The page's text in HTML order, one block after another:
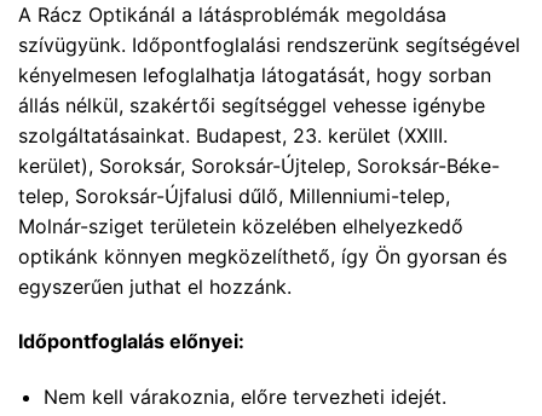
A Rácz Optikánál a látásproblémák megoldása
szívügyünk. Időpontfoglalási rendszerünk segítségével
kényelmesen lefoglalhatja látogatását, hogy sorban
állás nélkül, szakértői segítséggel vehesse igénybe
szolgáltatásainkat. Budapest, 23. kerület (XXIII.
kerület), Soroksár, Soroksár-Újtelep, Soroksár-Béke-
telep, Soroksár-Újfalusi dűlő, Millenniumi-telep,
Molnár-sziget területein közelében elhelyezkedő
optikánk könnyen megközelíthető, így Ön gyorsan és
egyszerűen juthat el hozzánk.
Időpontfoglalás előnyei:
Nem kell várakoznia, előre tervezheti idejét.